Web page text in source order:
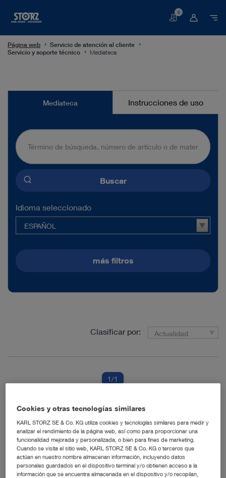
Cesta
0
Página web
Servicio de atención al cliente
Servicio y soporte técnico
Mediateca
Mediateca
Mediateca Instrucciones de uso
Buscar
Idioma seleccionado
ESPAÑOL
más filtros
Clasificar por: Actualidad
1/1
LIVE – Iluminación LED Integrada en los
VideoEndoscopios flexibles de Bronchoscopia de
KARL STORZ
Tipo de medio de
comunicación:
ENDOWORLD®
Cookies y otras tecnologías similares
KARL STORZ SE & Co. KG utiliza cookies y tecnologías similares para medir y
analizar el rendimiento de la página web, así como para proporcionar una
funcionalidad mejorada y personalizada, o bien para fines de marketing.
Cuando se visita el sitio web, KARL STORZ SE & Co. KG o terceros que
actúan en nuestro nombre almacenan información, incluyendo datos
personales guardados en el dispositivo terminal y/o obtienen acceso a la
información que se encuentra almacenada en el dispositivo y/o recopilan,